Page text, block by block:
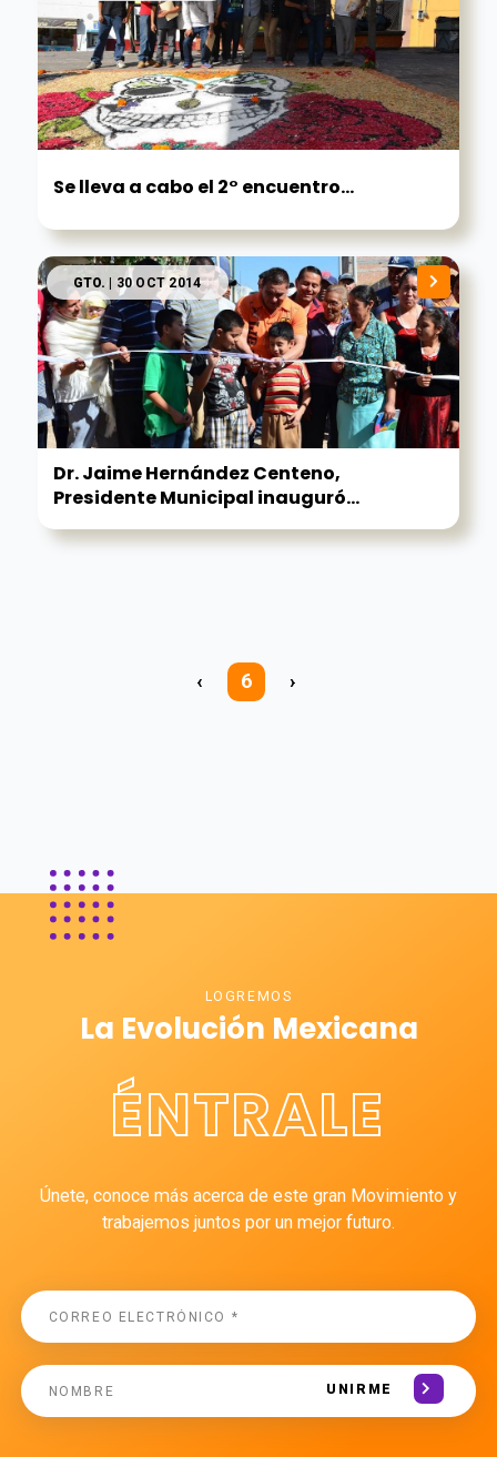
Se lleva a cabo el 2° encuentro...
GTO. | 30 OCT 2014
Dr. Jaime Hernández Centeno,
Presidente Municipal inauguró...
‹ 6 ›
LOGREMOS
La Evolución Mexicana
ÉNTRALE
Únete, conoce más acerca de este gran Movimiento y
trabajemos juntos por un mejor futuro.
UNIRME